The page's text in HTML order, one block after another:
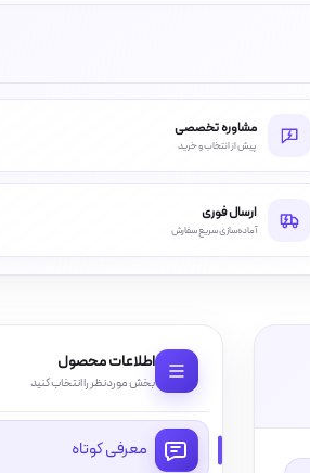
اطلاعات محصول
بخش موردنظر را انتخاب کنید
معرفی کوتاه
مشاوره تخصصی
پیش از انتخاب و خرید
ارسال فوری
آماده‌سازی سریع سفارش